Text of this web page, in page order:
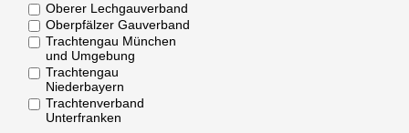
Oberer Lechgauverband
Oberpfälzer Gauverband
Trachtengau München
und Umgebung
Trachtengau
Niederbayern
Trachtenverband
Unterfranken